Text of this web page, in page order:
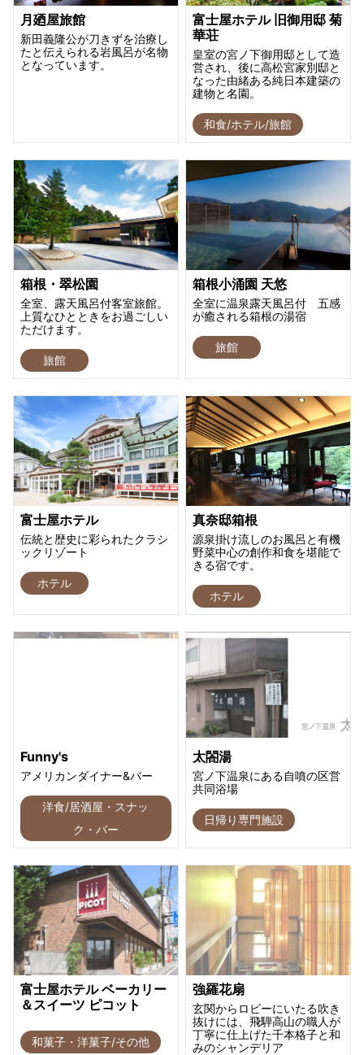
月廼屋旅館
新田義隆公が刀きずを治療し
たと伝えられる岩風呂が名物
となっています。
富士屋ホテル 旧御用邸 菊
華荘
皇室の宮ノ下御用邸として造
営され、後に高松宮家別邸と
なった由緒ある純日本建築の
建物と名園。
和食/ホテル/旅館
箱根・翠松園
全室、露天風呂付客室旅館。
上質なひとときをお過ごしい
ただけます。
旅館
箱根小涌園 天悠
全室に温泉露天風呂付 五感
が癒される箱根の湯宿
旅館
富士屋ホテル
伝統と歴史に彩られたクラシ
ックリゾート
ホテル
真奈邸箱根
源泉掛け流しのお風呂と有機
野菜中心の創作和食を堪能で
きる宿です。
ホテル
Funny's
アメリカンダイナー&バー
洋食/居酒屋・スナッ
ク・バー
太閤湯
宮ノ下温泉にある自噴の区営
共同浴場
日帰り専門施設
富士屋ホテル ベーカリー
＆スイーツ ピコット
和菓子・洋菓子/その他
強羅花扇
玄関からロビーにいたる吹き
抜けには、飛騨高山の職人が
丁寧に仕上げた千本格子と和
みのシャンデリア